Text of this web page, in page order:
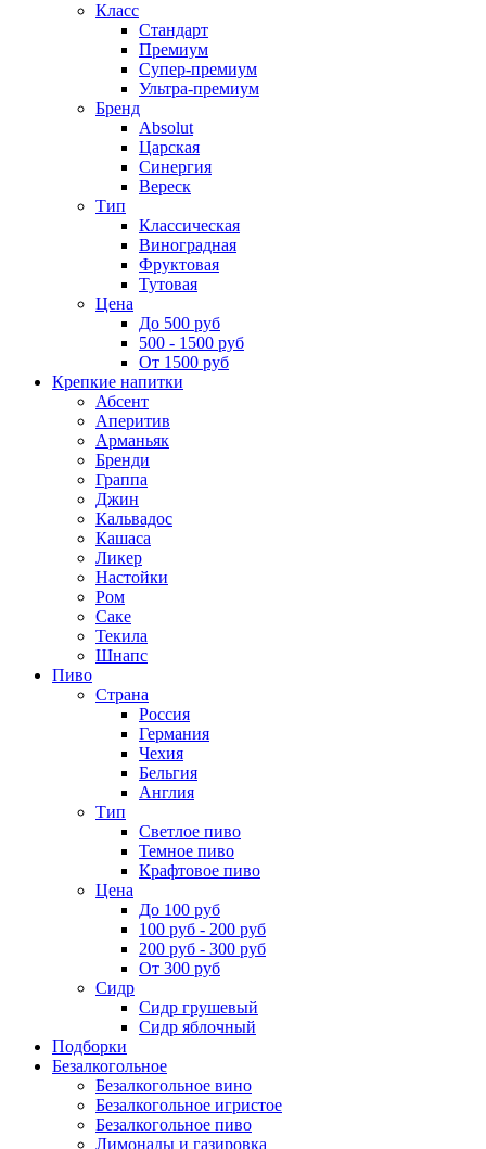
Класс
Стандарт
Премиум
Супер-премиум
Ультра-премиум
Бренд
Absolut
Царская
Синергия
Вереск
Тип
Классическая
Виноградная
Фруктовая
Тутовая
Цена
До 500 руб
500 - 1500 руб
От 1500 руб
Крепкие напитки
Абсент
Аперитив
Арманьяк
Бренди
Граппа
Джин
Кальвадос
Кашаса
Ликер
Настойки
Ром
Саке
Текила
Шнапс
Пиво
Страна
Россия
Германия
Чехия
Бельгия
Англия
Тип
Светлое пиво
Темное пиво
Крафтовое пиво
Цена
До 100 руб
100 руб - 200 руб
200 руб - 300 руб
От 300 руб
Сидр
Сидр грушевый
Сидр яблочный
Подборки
Безалкогольное
Безалкогольное вино
Безалкогольное игристое
Безалкогольное пиво
Лимонады и газировка